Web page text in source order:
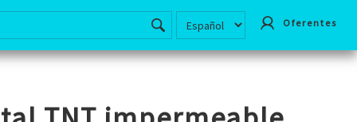
Oferentes